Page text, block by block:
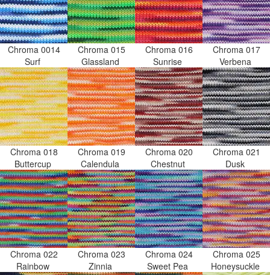
Chroma 0014
Surf
Chroma 015
Glassland
Chroma 016
Sunrise
Chroma 017
Verbena
Chroma 018
Buttercup
Chroma 019
Calendula
Chroma 020
Chestnut
Chroma 021
Dusk
Chroma 022
Rainbow
Chroma 023
Zinnia
Chroma 024
Sweet Pea
Chroma 025
Honeysuckle